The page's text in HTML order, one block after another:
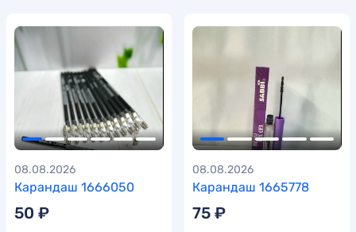
Карандаш 1666050
08.08.2026
50 ₽
Карандаш 1665778
08.08.2026
75 ₽